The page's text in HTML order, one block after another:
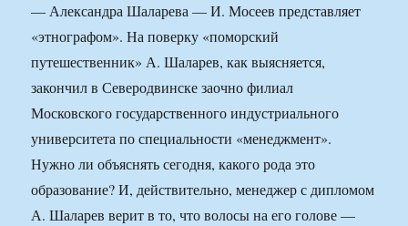
— Александра Шаларева — И. Мосеев представляет
«этнографом». На поверку «поморский
путешественник» А. Шаларев, как выясняется,
закончил в Северодвинске заочно филиал
Московского государственного индустриального
университета по специальности «менеджмент».
Нужно ли объяснять сегодня, какого рода это
образование? И, действительно, менеджер с дипломом
А. Шаларев верит в то, что волосы на его голове —